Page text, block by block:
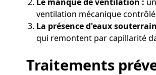
ventilation mécanique
La présence d'eaux
qui remontent par capillarité
Traitements